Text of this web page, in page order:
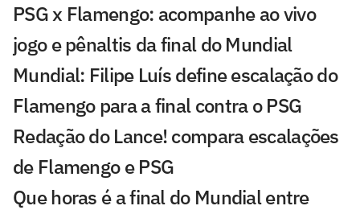
PSG x Flamengo: acompanhe ao vivo
jogo e pênaltis da final do Mundial
Mundial: Filipe Luís define escalação do
Flamengo para a final contra o PSG
Redação do Lance! compara escalações
de Flamengo e PSG
Que horas é a final do Mundial entre